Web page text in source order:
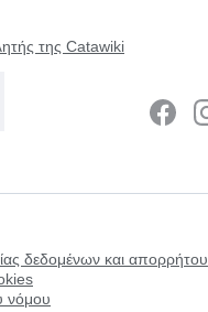
της Catawiki
δεδομένων και απορρήτου
νόμου